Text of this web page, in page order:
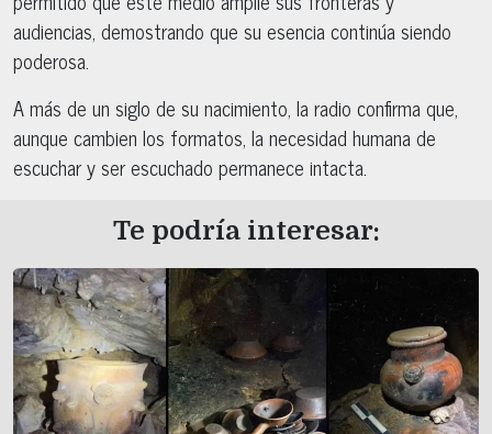
audiencias, demostrando que su esencia continúa siendo
poderosa.
A más de un siglo de su nacimiento, la radio confirma que,
aunque cambien los formatos, la necesidad humana de
escuchar y ser escuchado permanece intacta.
Te podría interesar: